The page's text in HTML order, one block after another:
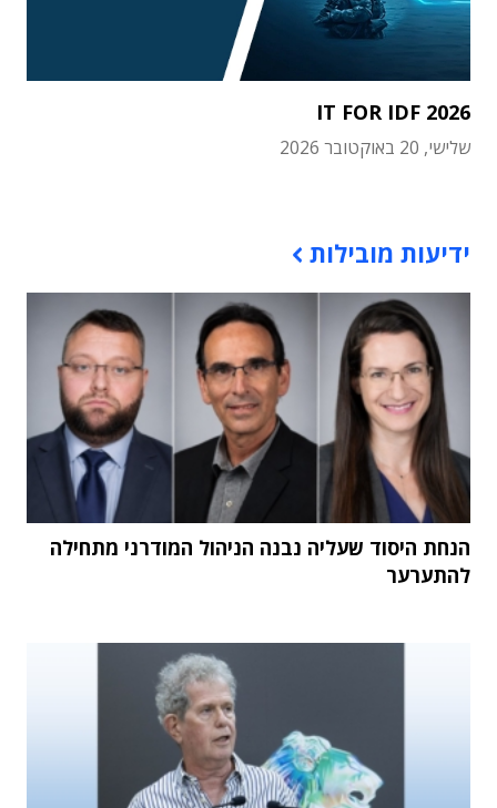
IT FOR IDF 2026
שלישי, 20 באוקטובר 2026
ידיעות מובילות
הנחת היסוד שעליה נבנה הניהול המודרני מתחילה
להתערער